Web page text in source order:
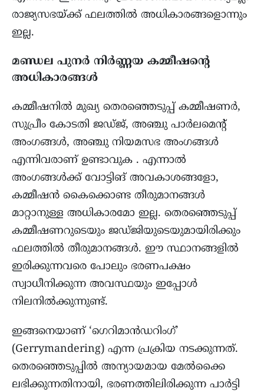
രാജ്യസഭയ്ക്ക് ഫലത്തിൽ അധികാരങ്ങളൊന്നും
ഇല്ല.
മണ്ഡല പുനർ നിർണ്ണയ കമ്മീഷന്റെ
അധികാരങ്ങൾ
കമ്മീഷനിൽ മുഖ്യ തെരഞ്ഞെടുപ്പ് കമ്മീഷണർ,
സുപ്രീം കോടതി ജഡ്ജ്, അഞ്ചു പാർലമെന്റ്
അംഗങ്ങൾ, അഞ്ചു നിയമസഭ അംഗങ്ങൾ
എന്നിവരാണ് ഉണ്ടാവുക . എന്നാൽ
അംഗങ്ങൾക്ക് വോട്ടിങ് അവകാശങ്ങളോ,
കമ്മീഷൻ കൈക്കൊണ്ട തീരുമാനങ്ങൾ
മാറ്റാനുള്ള അധികാരമോ ഇല്ല. തെരഞ്ഞെടുപ്പ്
കമ്മീഷണറുടെയും ജഡ്ജിയുടെയുമായിരിക്കും
ഫലത്തിൽ തീരുമാനങ്ങൾ. ഈ സ്ഥാനങ്ങളിൽ
ഇരിക്കുന്നവരെ പോലും ഭരണപക്ഷം
സ്വാധീനിക്കുന്ന അവസ്ഥയും ഇപ്പോൾ
നിലനിൽക്കുന്നുണ്ട്.
ഇങ്ങനെയാണ് ‘ഗെറിമാൻഡറിംഗ്’
(Gerrymandering) എന്ന പ്രക്രിയ നടക്കുന്നത്.
തെരഞ്ഞെടുപ്പിൽ അന്യായമായ മേൽക്കൈ
ലഭിക്കുന്നതിനായി, ഭരണത്തിലിരിക്കുന്ന പാർട്ടി